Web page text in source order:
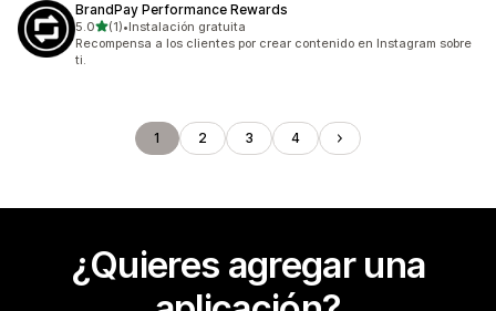
BrandPay Performance Rewards
5.0de 5 estrellas
(1)
1 reseñas en total
•Instalación gratuita
Recompensa a los clientes por crear contenido en Instagram sobre
ti.
1 2 3 4
¿Quieres agregar una